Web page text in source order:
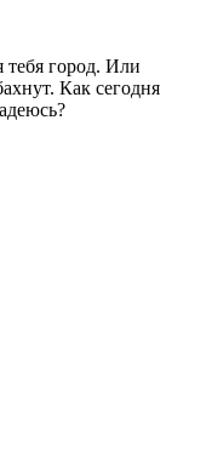
город. Или
Как сегодня